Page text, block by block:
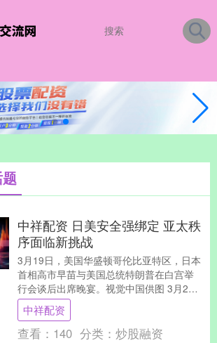
中祥配资 日美安全强绑定 亚太秩
序面临新挑战
3月19日，美国华盛顿哥伦比亚特区，日本
首相高市早苗与美国总统特朗普在白宫举
行会谈后出席晚宴。视觉中国供图 3月21
日，日本首相高市早苗在结束包括日美首
脑会谈在....
中祥配资
查看： 140 分类： 炒股融资